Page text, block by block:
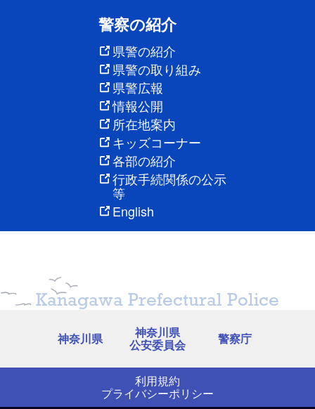
警察の紹介
県警の紹介
県警の取り組み
県警広報
情報公開
所在地案内
キッズコーナー
各部の紹介
行政手続関係の公示
等
English
Kanagawa Prefectural Police
神奈川県 神奈川県
公安委員会 警察庁
利用規約
プライバシーポリシー